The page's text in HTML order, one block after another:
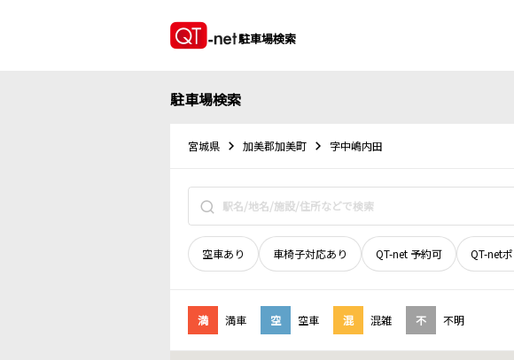
駐車場検索
駐車場検索
宮城県 加美郡加美町 字中嶋内田
空車あり 車椅子対応あり QT-net 予約可 QT-net
満 満車 空 空車 混 混雑 不 不明